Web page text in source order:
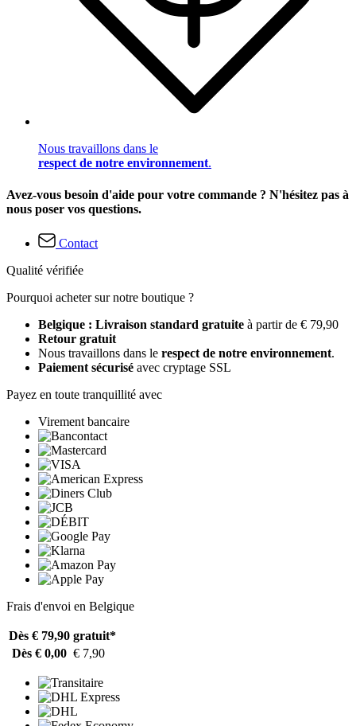
Nous travaillons dans le
respect de notre environnement.
Avez-vous besoin d'aide pour votre commande ? N'hésitez pas à
nous poser vos questions.
Contact
Qualité vérifiée
Pourquoi acheter sur notre boutique ?
Belgique : Livraison standard gratuite à partir de € 79,90
Retour gratuit
Nous travaillons dans le respect de notre environnement.
Paiement sécurisé avec cryptage SSL
Payez en toute tranquillité avec
Virement bancaire
Frais d'envoi en Belgique
Dès € 79,90 gratuit*
Dès € 0,00 € 7,90